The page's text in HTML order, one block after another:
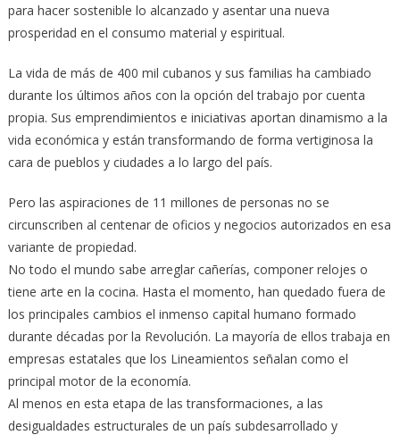
para hacer sostenible lo alcanzado y asentar una nueva
prosperidad en el consumo material y espiritual.
La vida de más de 400 mil cubanos y sus familias ha cambiado
durante los últimos años con la opción del trabajo por cuenta
propia. Sus emprendimientos e iniciativas aportan dinamismo a la
vida económica y están transformando de forma vertiginosa la
cara de pueblos y ciudades a lo largo del país.
Pero las aspiraciones de 11 millones de personas no se
circunscriben al centenar de oficios y negocios autorizados en esa
variante de propiedad.
No todo el mundo sabe arreglar cañerías, componer relojes o
tiene arte en la cocina. Hasta el momento, han quedado fuera de
los principales cambios el inmenso capital humano formado
durante décadas por la Revolución. La mayoría de ellos trabaja en
empresas estatales que los Lineamientos señalan como el
principal motor de la economía.
Al menos en esta etapa de las transformaciones, a las
desigualdades estructurales de un país subdesarrollado y